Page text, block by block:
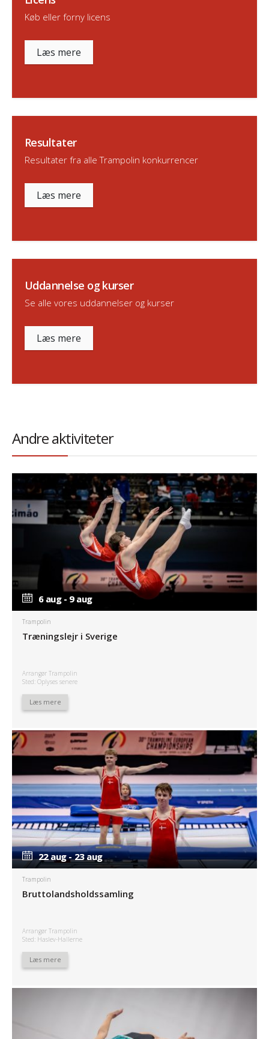
Køb eller forny licens
Læs mere
Resultater
Resultater fra alle Trampolin konkurrencer
Læs mere
Uddannelse og kurser
Se alle vores uddannelser og kurser
Læs mere
Andre aktiviteter
6 aug - 9 aug
6 aug - 9 aug
Trampolin
Træningslejr i Sverige
Arrangør Trampolin
Sted: Oplyses senere
Læs mere
22 aug - 23 aug
22 aug - 23 aug
Trampolin
Bruttolandsholdssamling
Arrangør Trampolin
Sted: Haslev-Hallerne
Læs mere